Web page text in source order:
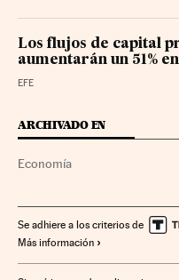
Los flujos de capital
aumentarán un 51%
EFE
ARCHIVADO EN
Economía
Se adhiere a los criterios de
Más información